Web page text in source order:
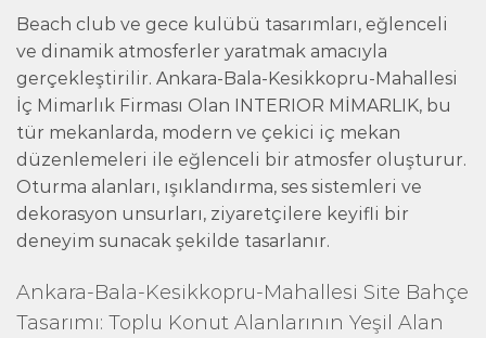
Beach club ve gece kulübü tasarımları, eğlenceli
ve dinamik atmosferler yaratmak amacıyla
gerçekleştirilir. Ankara-Bala-Kesikkopru-Mahallesi
İç Mimarlık Firması Olan INTERIOR MİMARLIK, bu
tür mekanlarda, modern ve çekici iç mekan
düzenlemeleri ile eğlenceli bir atmosfer oluşturur.
Oturma alanları, ışıklandırma, ses sistemleri ve
dekorasyon unsurları, ziyaretçilere keyifli bir
deneyim sunacak şekilde tasarlanır.
Ankara-Bala-Kesikkopru-Mahallesi Site Bahçe
Tasarımı: Toplu Konut Alanlarının Yeşil Alan